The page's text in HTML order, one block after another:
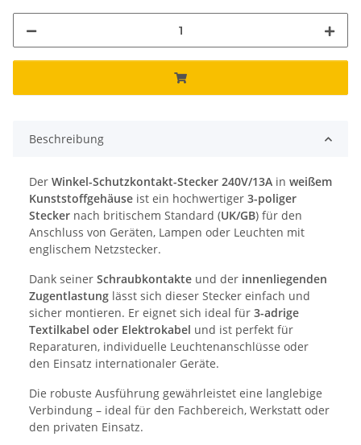
Beschreibung
Der Winkel-Schutzkontakt-Stecker 240V/13A in weißem
Kunststoffgehäuse ist ein hochwertiger 3-poliger
Stecker nach britischem Standard (UK/GB) für den
Anschluss von Geräten, Lampen oder Leuchten mit
englischem Netzstecker.
Dank seiner Schraubkontakte und der innenliegenden
Zugentlastung lässt sich dieser Stecker einfach und
sicher montieren. Er eignet sich ideal für 3-adrige
Textilkabel oder Elektrokabel und ist perfekt für
Reparaturen, individuelle Leuchtenanschlüsse oder
den Einsatz internationaler Geräte.
Die robuste Ausführung gewährleistet eine langlebige
Verbindung – ideal für den Fachbereich, Werkstatt oder
den privaten Einsatz.